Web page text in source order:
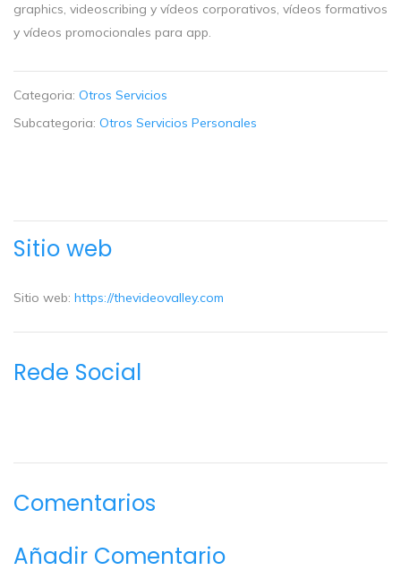
graphics, videoscribing y vídeos corporativos, vídeos formativos
y vídeos promocionales para app.
Categoria: Otros Servicios
Subcategoria: Otros Servicios Personales
Sitio web
Sitio web: https://thevideovalley.com
Rede Social
Comentarios
Añadir Comentario